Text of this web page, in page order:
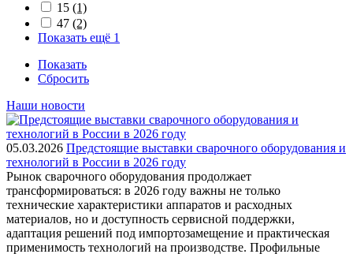
15 (1)
47 (2)
Показать ещё 1
Показать
Сбросить
Наши новости
05.03.2026 Предстоящие выставки сварочного оборудования и
технологий в России в 2026 году
Рынок сварочного оборудования продолжает
трансформироваться: в 2026 году важны не только
технические характеристики аппаратов и расходных
материалов, но и доступность сервисной поддержки,
адаптация решений под импортозамещение и практическая
применимость технологий на производстве. Профильные